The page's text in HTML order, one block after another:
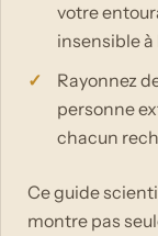
votre
insensible
Rayonnez
personne
chacun
Ce guide
montre pas